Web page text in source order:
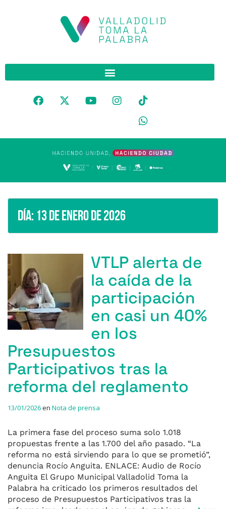
Día: 13 de enero de 2026
VTLP alerta de
la caída de la
participación
en casi un 40%
en los
Presupuestos
Participativos tras la
reforma del reglamento
13/01/2026en Nota de prensa
La primera fase del proceso suma solo 1.018
propuestas frente a las 1.700 del año pasado. “La
reforma no está sirviendo para lo que se prometió”,
denuncia Rocío Anguita. ENLACE: Audio de Rocío
Anguita El Grupo Municipal Valladolid Toma la
Palabra ha criticado los primeros resultados del
proceso de Presupuestos Participativos tras la